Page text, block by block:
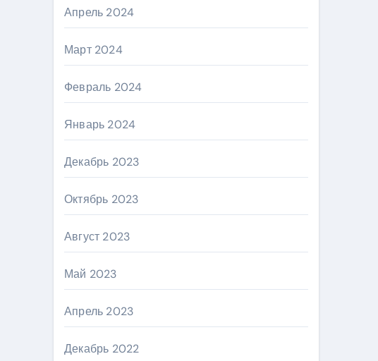
Апрель 2024
Март 2024
Февраль 2024
Январь 2024
Декабрь 2023
Октябрь 2023
Август 2023
Май 2023
Апрель 2023
Декабрь 2022